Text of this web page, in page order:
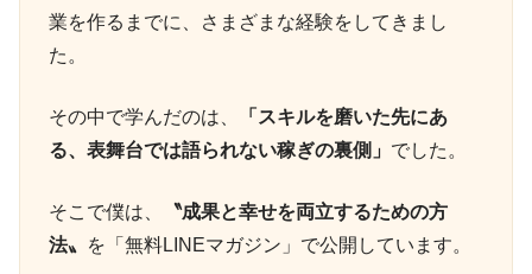
業を作るまでに、さまざまな経験をしてきまし
た。
その中で学んだのは、
「スキルを磨いた先にあ
る、表舞台では語られない稼ぎの裏側」 でした。
そこで僕は、
〝成果と幸せを両立するための方
法〟
を「無料LINEマガジン」で公開しています。